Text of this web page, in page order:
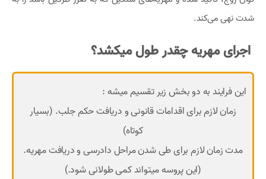
شدت نهی می‌کند.
اجرای مهریه چقدر طول میکشد؟
این فرایند به دو بخش زیر تقسیم میشه :
زمان لازم برای اقدامات قانونی و دریافت حکم جلب. (بسیار
کوتاه)
مدت زمان لازم برای طی شدن مراحل دادرسی و دریافت مهریه.
(این پروسه میتواند کمی طولانی شود.)